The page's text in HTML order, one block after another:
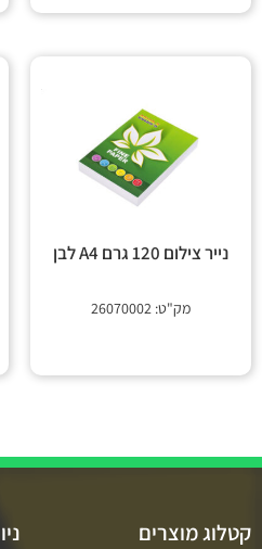
נייר צילום 120 גרם A4 לבן
מק"ט: 26070002
קטלוג מוצרים